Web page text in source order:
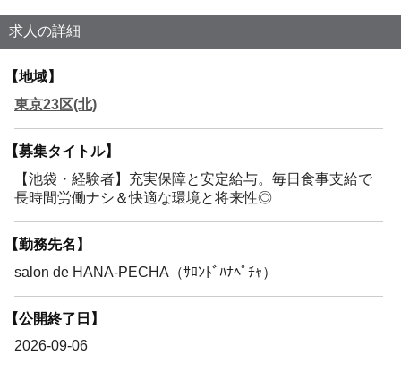
求人の詳細
【地域】
東京23区(北)
【募集タイトル】
【池袋・経験者】充実保障と安定給与。毎日食事支給で
長時間労働ナシ＆快適な環境と将来性◎
【勤務先名】
salon de HANA-PECHA（ｻﾛﾝﾄﾞﾊﾅﾍﾟﾁｬ）
【公開終了日】
2026-09-06